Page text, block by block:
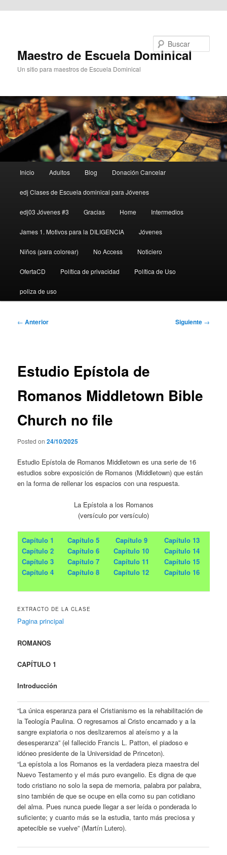
Maestro de Escuela Dominical
Un sitio para maestros de Escuela Dominical
principal
Inicio Adultos Blog Donación Cancelar
edj Clases de Escuela dominical para Jóvenes
edj03 Jóvenes #3 Gracias Home Intermedios
James 1. Motivos para la DILIGENCIA Jóvenes
Niños (para colorear) No Access Noticiero
OfertaCD Política de privacidad Política de Uso
poliza de uso
Navegación
← Anterior Siguiente →
Estudio Epístola de
Romanos Middletown Bible
Church no file
Posted on24/10/2025
Estudio Epístola de Romanos Middletown es una serie de 16
estudios sobre exposición de Romanos (Middletown) que están
en la forma de rellenar los espacios con una respuesta.
La Epístola a los Romanos
(versículo por versículo)
Capítulo 1
Capítulo 2
Capítulo 3
Capítulo 4
Capítulo 5
Capítulo 6
Capítulo 7
Capítulo 8
Capítulo 9
Capítulo 10
Capítulo 11
Capítulo 12
Capítulo 13
Capítulo 14
Capítulo 15
Capítulo 16
EXTRACTO DE LA CLASE
Pagina principal
ROMANOS
CAPÍTULO 1
Introducción
“La única esperanza para el Cristianismo es la rehabilitación de
la Teología Paulina. O regresamos al Cristo encarnado y a la
sangre expiatoria o nos deslizaremos al ateísmo y a la
desesperanza” (el fallecido Francis L. Patton, el piadoso e
idóneo presidente de la Universidad de Princeton).
“La epístola a los Romanos es la verdadera pieza maestra del
Nuevo Testamento y el más puro evangelio. Es digna de que
todo cristiano no solo la sepa de memoria, palabra por palabra,
sino también de que se ocupe en ella como su pan cotidiano
del alma. Pues nunca puede llegar a ser leída o ponderada lo
suficiente; y cuanto más se la estudia, tanto más preciosa y
apetecible se vuelve” (Martín Lutero).